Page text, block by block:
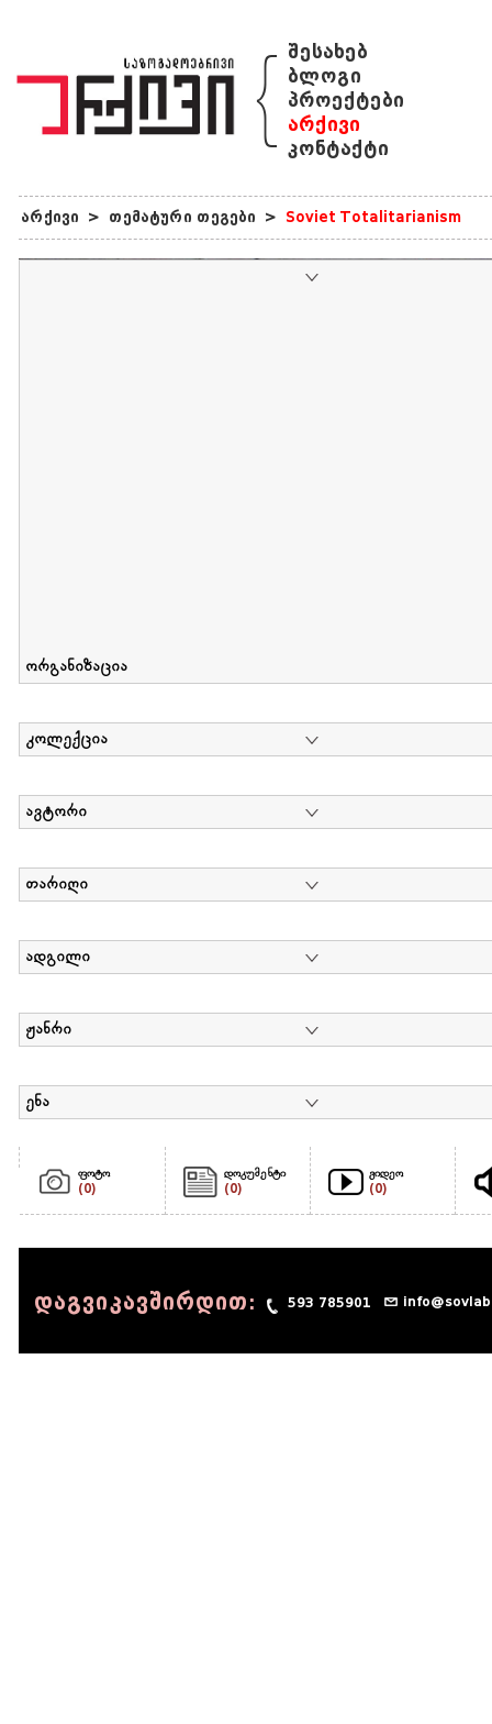
{ შესახებ
ბლოგი
პროექტები
არქივი
კონტაქტი
არქივი > თემატური თეგები > Soviet Totalitarianism
ორგანიზაცია
კოლექცია
ავტორი
თარიღი
ადგილი
ჟანრი
ენა
ფოტო
(0)
დოკუმენტი
(0)
ვიდეო
(0)
დაგვიკავშირდით: 593 785901